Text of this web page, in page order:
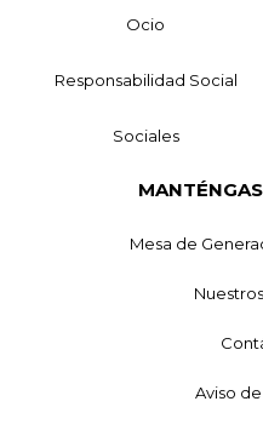
Ocio
Responsabilidad Social
Sociales
Mesa de
Aviso